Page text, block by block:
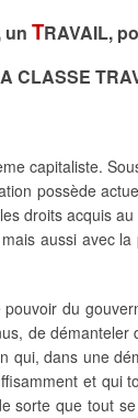
un TRAVAIL,
CLASSE
capitaliste.
possède
droits acquis
aussi avec
du
de
dans une
et
que tout